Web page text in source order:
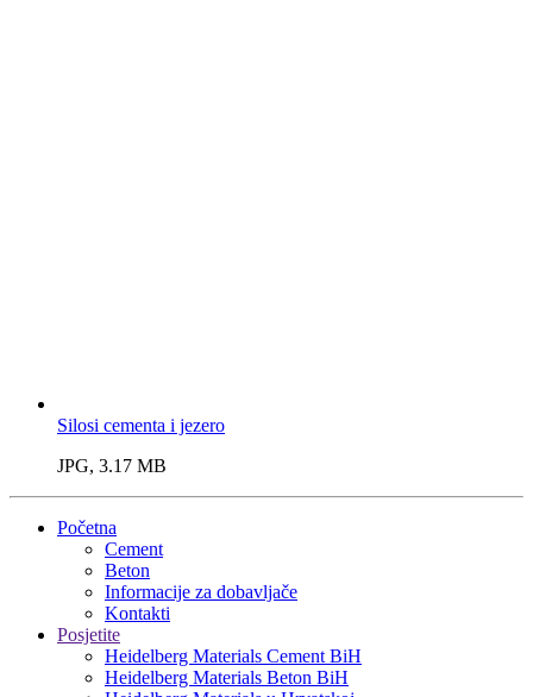
Silosi cementa i jezero
JPG, 3.17 MB
Početna
Cement
Beton
Informacije za dobavljače
Kontakti
Posjetite
Heidelberg Materials Cement BiH
Heidelberg Materials Beton BiH